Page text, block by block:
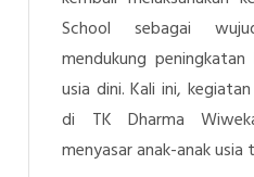
School sebagai
mendukung
usia dini. Kali ini,
di TK Dharma
menyasar anak-anak usia